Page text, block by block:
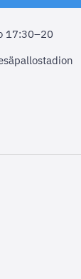
17:30–20